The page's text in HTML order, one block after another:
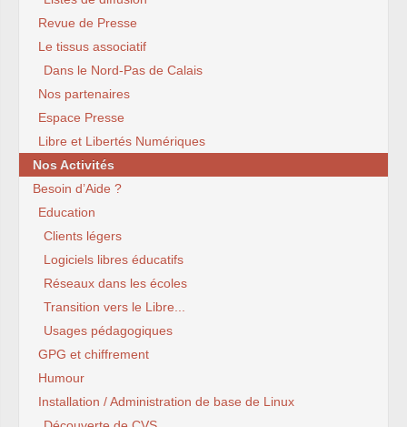
Revue de Presse
Le tissus associatif
Dans le Nord-Pas de Calais
Nos partenaires
Espace Presse
Libre et Libertés Numériques
Nos Activités
Besoin d’Aide ?
Education
Clients légers
Logiciels libres éducatifs
Réseaux dans les écoles
Transition vers le Libre...
Usages pédagogiques
GPG et chiffrement
Humour
Installation / Administration de base de Linux